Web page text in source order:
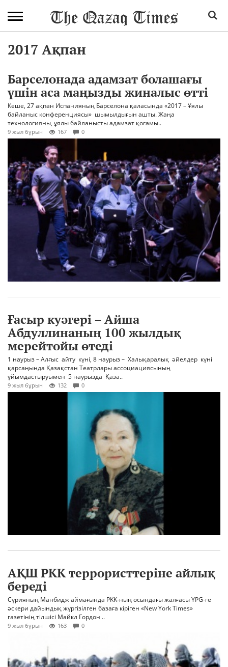
2017 Ақпан
Барселонада адамзат болашағы
үшін аса маңызды жиналыс өтті
Кеше, 27 ақпан Испанияның Барселона қаласында «2017 – Ұялы
байланыс конференциясы» шымылдығын ашты. Жаңа
технологияны, ұялы байланысты адамзат қоғамы..
9 жыл бұрын 167 0
Ғасыр куәгері – Айша
Абдуллинаның 100 жылдық
мерейтойы өтеді
1 наурыз – Алғыс айту күні, 8 наурыз – Халықаралық әйелдер күні
қарсаңында Қазақстан Театрлары ассоциациясының
ұйымдастыруымен 5 наурызда Қаза..
9 жыл бұрын 132 0
АҚШ PKK террористтеріне айлық
береді
Сүрияның Манбидж аймағында PKK-ның осындағы жалғасы YPG-ге
әскери дайындық жүргізілген базаға кіріген «New York Times»
газетінің тілшісі Майкл Гордон ..
9 жыл бұрын 163 0